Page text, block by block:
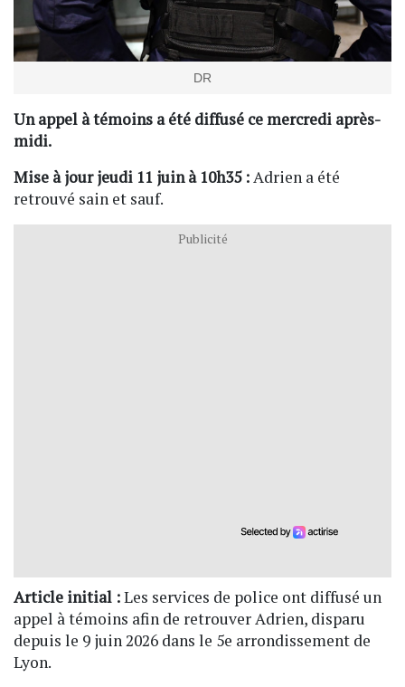
DR
Un appel à témoins a été diffusé ce mercredi après-
midi.
Mise à jour jeudi 11 juin à 10h35 :Adrien a été
retrouvé sain et sauf.
Publicité
Article initial :Les services de police ont diffusé un
appel à témoins afin de retrouver Adrien, disparu
depuis le 9 juin 2026 dans le 5e arrondissement de
Lyon.